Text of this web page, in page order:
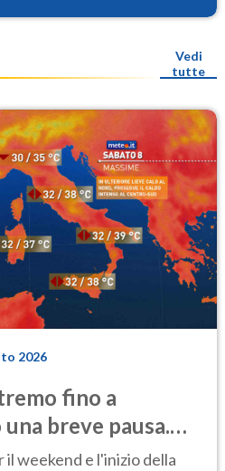
Vedi
tutte
2026
fino a
breve pausa.
weekend e l'inizio della